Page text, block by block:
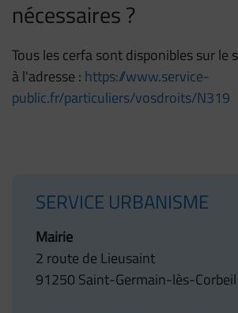
nécessaires ?
Tous les cerfa sont disponibles sur le
à l'adresse : https://www.service-
public.fr/particuliers/vosdroits/N319
SERVICE URBANISME
Mairie
2 route de Lieusaint
91250 Saint-Germain-lès-Corbeil